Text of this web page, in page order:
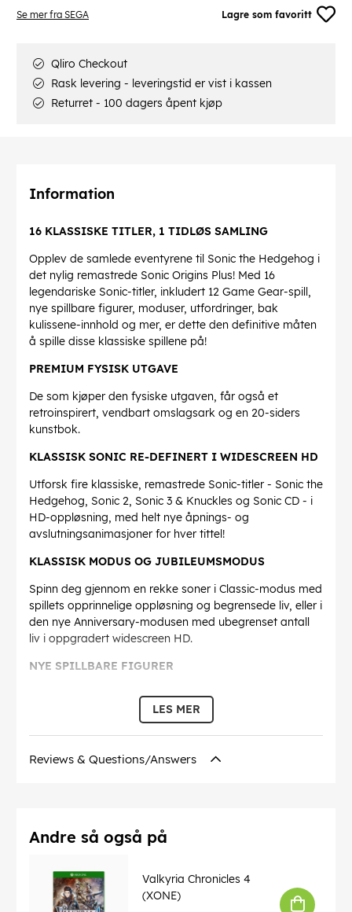
Se mer fra SEGA Lagre som favoritt
Qliro Checkout
Rask levering - leveringstid er vist i kassen
Returret - 100 dagers åpent kjøp
Information
16 KLASSISKE TITLER, 1 TIDLØS SAMLING
Opplev de samlede eventyrene til Sonic the Hedgehog i
det nylig remastrede Sonic Origins Plus! Med 16
legendariske Sonic-titler, inkludert 12 Game Gear-spill,
nye spillbare figurer, moduser, utfordringer, bak
kulissene-innhold og mer, er dette den definitive måten
å spille disse klassiske spillene på!
PREMIUM FYSISK UTGAVE
De som kjøper den fysiske utgaven, får også et
retroinspirert, vendbart omslagsark og en 20-siders
kunstbok.
KLASSISK SONIC RE-DEFINERT I WIDESCREEN HD
Utforsk fire klassiske, remastrede Sonic-titler - Sonic the
Hedgehog, Sonic 2, Sonic 3 & Knuckles og Sonic CD - i
HD-oppløsning, med helt nye åpnings- og
avslutningsanimasjoner for hver tittel!
KLASSISK MODUS OG JUBILEUMSMODUS
Spinn deg gjennom en rekke soner i Classic-modus med
spillets opprinnelige oppløsning og begrensede liv, eller i
den nye Anniversary-modusen med ubegrenset antall
liv i oppgradert widescreen HD.
NYE SPILLBARE FIGURER
Spill som Sonic, Tails eller Knuckles i Sonic the
Hedgehog, Sonic the Hedgehog 2, Sonic 3 & Knuckles
og Sonic CD! OG for første gang noensinne kan du spille
Denne teksten er automatisk oversatt, og det kan
5055277050369
EAN:
LES MER
Reviews & Questions/Answers
Andre så også på
Valkyria Chronicles 4
(XONE)